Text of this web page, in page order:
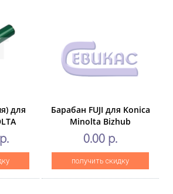
для
652
стр.,
Барабан FUJI для Konica
Minolta Bizhub
ProC65/5500/5501/6000/6500/
Oce CS620/650/655/665
0.00 р.
получить скидку